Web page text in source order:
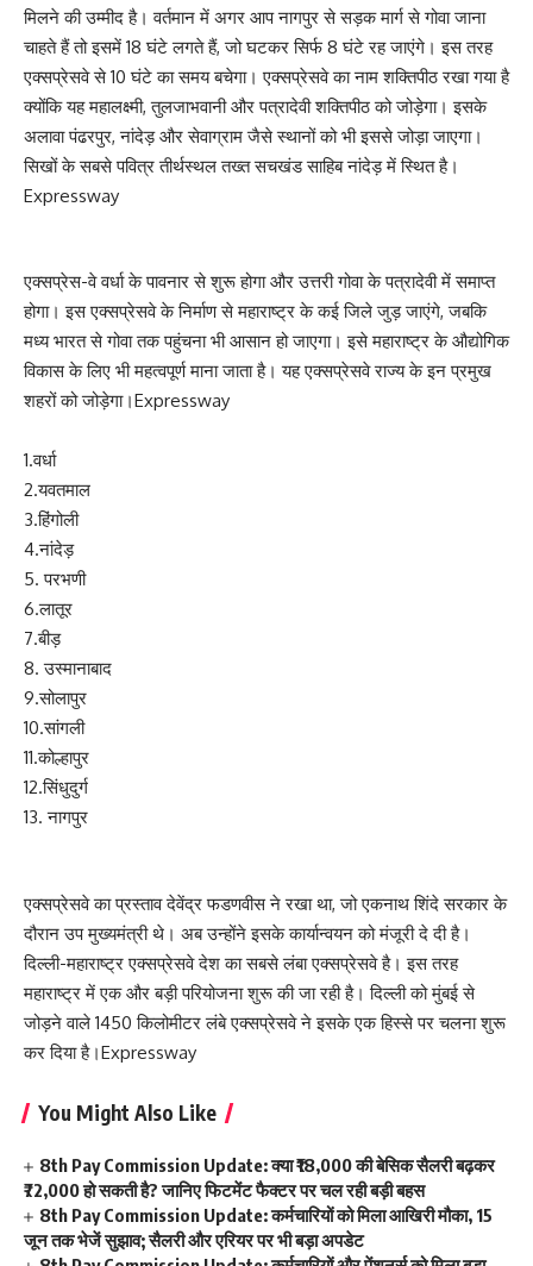
मिलने की उम्मीद है। वर्तमान में अगर आप नागपुर से सड़क मार्ग से गोवा जाना
चाहते हैं तो इसमें 18 घंटे लगते हैं, जो घटकर सिर्फ 8 घंटे रह जाएंगे। इस तरह
एक्सप्रेसवे से 10 घंटे का समय बचेगा। एक्सप्रेसवे का नाम शक्तिपीठ रखा गया है
क्योंकि यह महालक्ष्मी, तुलजाभवानी और पत्रादेवी शक्तिपीठ को जोड़ेगा। इसके
अलावा पंढरपुर, नांदेड़ और सेवाग्राम जैसे स्थानों को भी इससे जोड़ा जाएगा।
सिखों के सबसे पवित्र तीर्थस्थल तख्त सचखंड साहिब नांदेड़ में स्थित है।
Expressway
एक्सप्रेस-वे वर्धा के पावनार से शुरू होगा और उत्तरी गोवा के पत्रादेवी में समाप्त
होगा। इस एक्सप्रेसवे के निर्माण से महाराष्ट्र के कई जिले जुड़ जाएंगे, जबकि
मध्य भारत से गोवा तक पहुंचना भी आसान हो जाएगा। इसे महाराष्ट्र के औद्योगिक
विकास के लिए भी महत्वपूर्ण माना जाता है। यह एक्सप्रेसवे राज्य के इन प्रमुख
शहरों को जोड़ेगा।Expressway
1.वर्धा
2.यवतमाल
3.हिंगोली
4.नांदेड़
5. परभणी
6.लातूर
7.बीड़
8. उस्मानाबाद
9.सोलापुर
10.सांगली
11.कोल्हापुर
12.सिंधुदुर्ग
13. नागपुर
एक्सप्रेसवे का प्रस्ताव देवेंद्र फडणवीस ने रखा था, जो एकनाथ शिंदे सरकार के
दौरान उप मुख्यमंत्री थे। अब उन्होंने इसके कार्यान्वयन को मंजूरी दे दी है।
दिल्ली-महाराष्ट्र एक्सप्रेसवे देश का सबसे लंबा एक्सप्रेसवे है। इस तरह
महाराष्ट्र में एक और बड़ी परियोजना शुरू की जा रही है। दिल्ली को मुंबई से
जोड़ने वाले 1450 किलोमीटर लंबे एक्सप्रेसवे ने इसके एक हिस्से पर चलना शुरू
कर दिया है।Expressway
You Might Also Like
8th Pay Commission Update: क्या ₹18,000 की बेसिक सैलरी बढ़कर
₹72,000 हो सकती है? जानिए फिटमेंट फैक्टर पर चल रही बड़ी बहस
8th Pay Commission Update: कर्मचारियों को मिला आखिरी मौका, 15
जून तक भेजें सुझाव; सैलरी और एरियर पर भी बड़ा अपडेट